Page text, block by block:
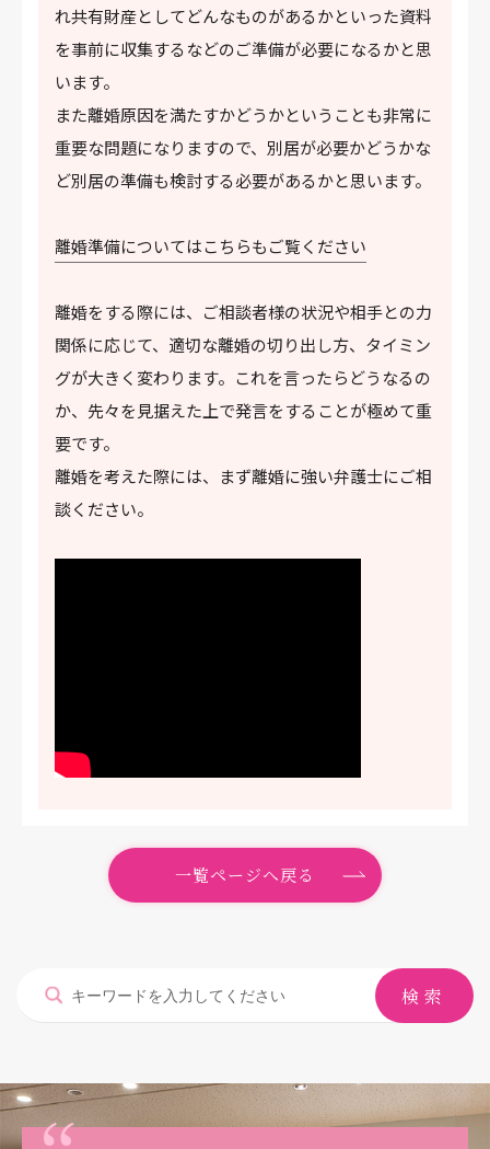
れ共有財産としてどんなものがあるかといった資料
を事前に収集するなどのご準備が必要になるかと思
います。
また離婚原因を満たすかどうかということも非常に
重要な問題になりますので、別居が必要かどうかな
ど別居の準備も検討する必要があるかと思います。
離婚準備についてはこちらもご覧ください
離婚をする際には、ご相談者様の状況や相手との力
関係に応じて、適切な離婚の切り出し方、タイミン
グが大きく変わります。これを言ったらどうなるの
か、先々を見据えた上で発言をすることが極めて重
要です。
離婚を考えた際には、まず離婚に強い弁護士にご相
談ください。
一覧ページへ戻る